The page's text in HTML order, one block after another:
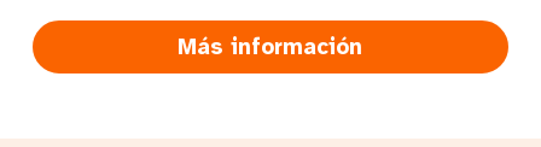
Más información